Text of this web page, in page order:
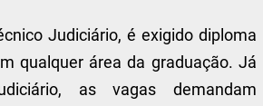
Judiciário, é exigido diploma
qualquer área da graduação. Já
as vagas demandam